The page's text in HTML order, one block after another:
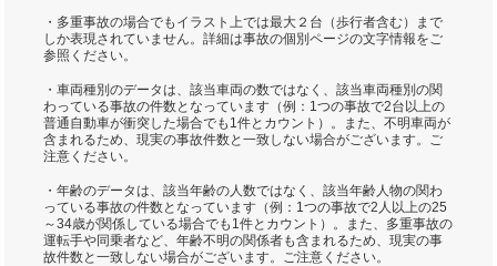
・多重事故の場合でもイラスト上では最大２台（歩行者含む）まで
しか表現されていません。詳細は事故の個別ページの文字情報をご
参照ください。
・車両種別のデータは、該当車両の数ではなく、該当車両種別の関
わっている事故の件数となっています（例：1つの事故で2台以上の
普通自動車が衝突した場合でも1件とカウント）。また、不明車両が
含まれるため、現実の事故件数と一致しない場合がございます。ご
注意ください。
・年齢のデータは、該当年齢の人数ではなく、該当年齢人物の関わ
っている事故の件数となっています（例：1つの事故で2人以上の25
～34歳が関係している場合でも1件とカウント）。また、多重事故の
運転手や同乗者など、年齢不明の関係者も含まれるため、現実の事
故件数と一致しない場合がございます。ご注意ください。